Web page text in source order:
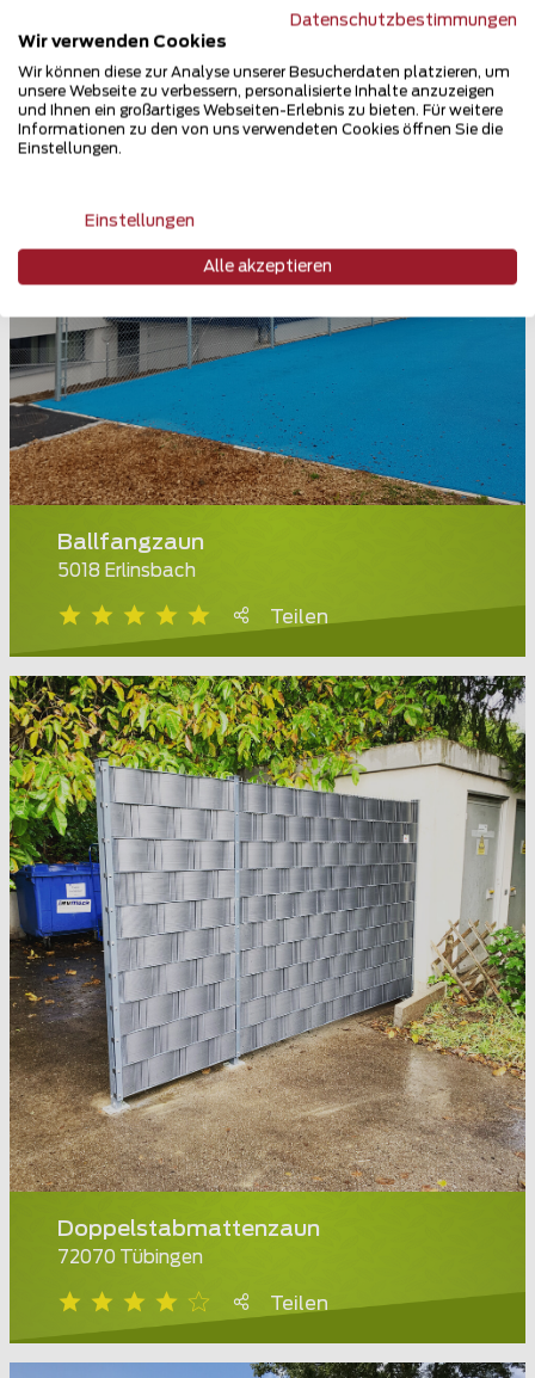
Ballfangzaun
5018 Erlinsbach
Teilen
Doppelstabmattenzaun
72070 Tübingen
Teilen
Datenschutzbestimmungen
Wir verwenden Cookies
Wir können diese zur Analyse unserer Besucherdaten platzieren, um
unsere Webseite zu verbessern, personalisierte Inhalte anzuzeigen
und Ihnen ein großartiges Webseiten-Erlebnis zu bieten. Für weitere
Informationen zu den von uns verwendeten Cookies öffnen Sie die
Einstellungen.
Einstellungen
Alle akzeptieren